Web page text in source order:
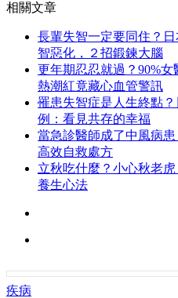
相關文章
長輩失智一定要同住？
智惡化，２招鍛鍊大腦
更年期忍忍就過？90%女
熱潮紅竟藏心血管警訊
罹患失智症是人生終點
例：看見共存的幸福
當急診醫師成了中風病
高效自救處方
立秋吃什麼？小心秋老
養生心法
疾病